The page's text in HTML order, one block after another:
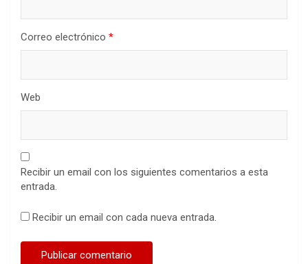
Correo electrónico *
Web
Recibir un email con los siguientes comentarios a esta
entrada.
Recibir un email con cada nueva entrada.